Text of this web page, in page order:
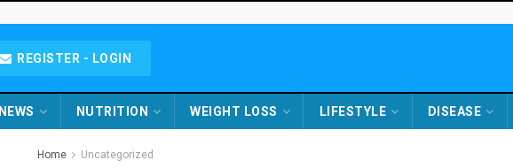
REGISTER - LOGIN
NEWS NUTRITION WEIGHT LOSS LIFESTYLE DISEASE
Home Uncategorized